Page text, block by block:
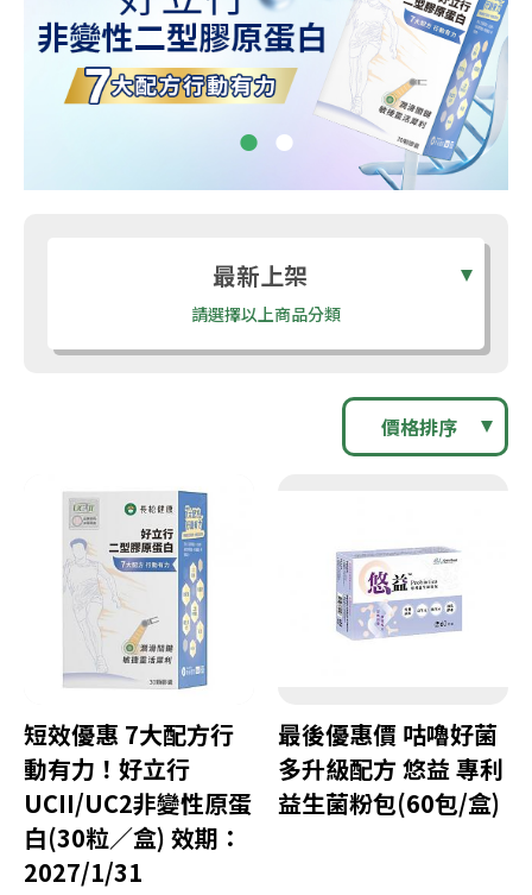
最新上架
請選擇以上商品分類
價格排序
短效優惠 7大配方行
動有力！好立行
UCII/UC2非變性原蛋
白(30粒／盒) 效期：
2027/1/31
最後優惠價 咕嚕好菌
多升級配方 悠益 專利
益生菌粉包(60包/盒)